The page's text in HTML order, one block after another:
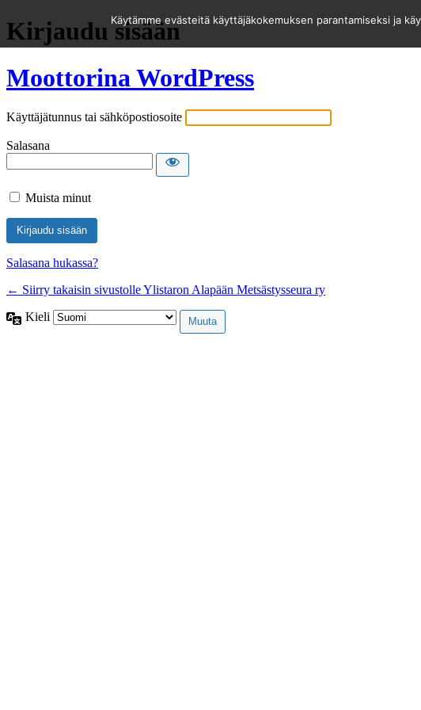
Kirjaudu sisään
Moottorina WordPress
Käyttäjätunnus tai sähköpostiosoite
Salasana
Muista minut
Salasana hukassa?
← Siirry takaisin sivustolle Ylistaron Alapään Metsästysseura ry
Kieli
Käytämme evästeitä käyttäjäkokemuksen parantamiseksi ja